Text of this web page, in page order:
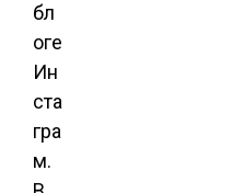
бл
оге
Ин
ста
гра
м.